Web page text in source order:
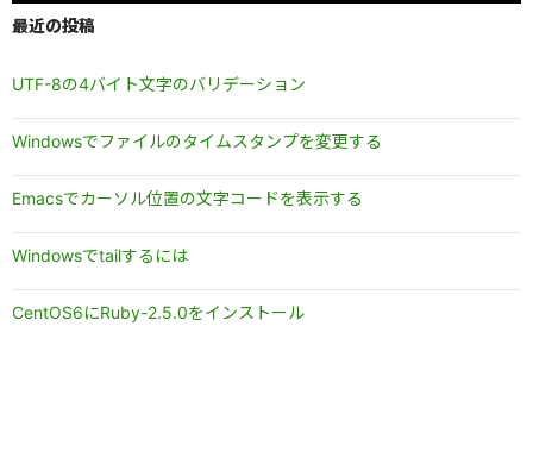
最近の投稿
UTF-8の4バイト文字のバリデーション
Windowsでファイルのタイムスタンプを変更する
Emacsでカーソル位置の文字コードを表示する
Windowsでtailするには
CentOS6にRuby-2.5.0をインストール